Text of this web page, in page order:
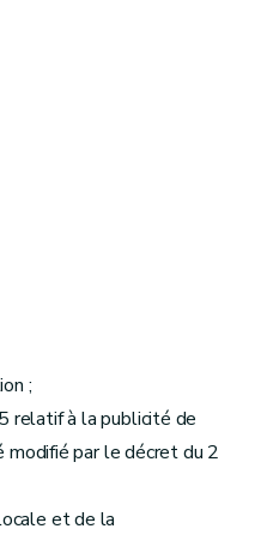
;
relatif à la publicité de
modifié par le décret du 2
et de la